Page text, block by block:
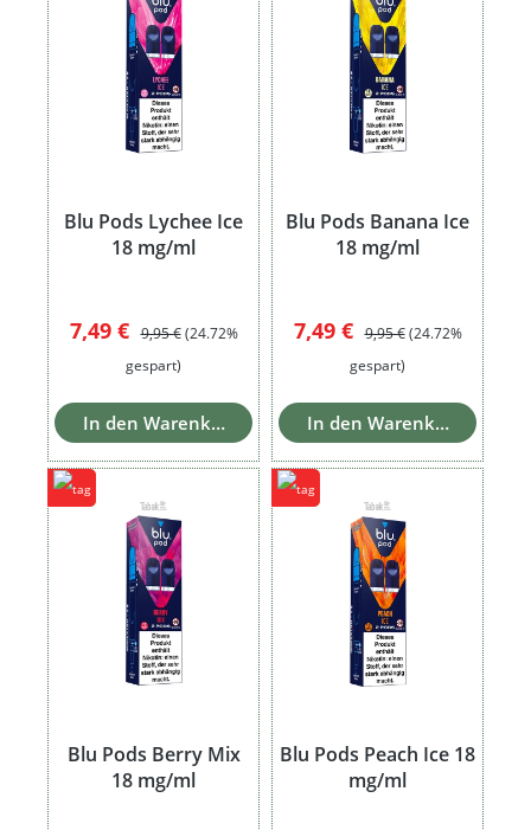
Blu Pods Lychee Ice
18 mg/ml
Verkaufspreis:
7,49 € Regulärer Preis:
9,95 € (24.72%
gespart)
In den Warenkorb
Blu Pods Banana Ice
18 mg/ml
Verkaufspreis:
7,49 € Regulärer Preis:
9,95 € (24.72%
gespart)
In den Warenkorb
Blu Pods Berry Mix
18 mg/ml
Blu Pods Peach Ice 18
mg/ml